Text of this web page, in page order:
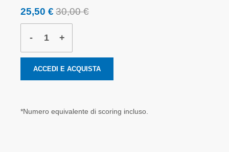
25,50 € 30,00 €
- +
ACCEDI E ACQUISTA
*Numero equivalente di scoring incluso.